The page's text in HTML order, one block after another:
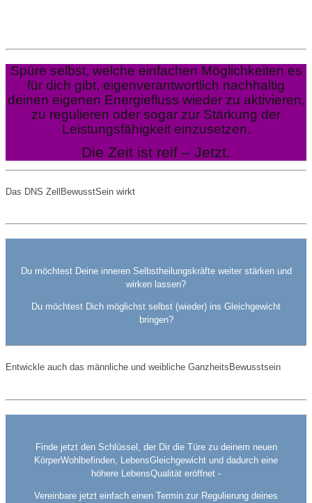
Spüre selbst, welche einfachen Möglichkeiten es
für dich gibt, eigenverantwortlich nachhaltig
deinen eigenen Energiefluss wieder zu aktivieren,
zu regulieren oder sogar zur Stärkung der
Leistungsfähigkeit einzusetzen.
Die Zeit ist reif – Jetzt.
Das DNS ZellBewusstSein wirkt
Du möchtest Deine inneren Selbstheilungskräfte weiter stärken und
wirken lassen?
Du möchtest Dich möglichst selbst (wieder) ins Gleichgewicht
bringen?
Entwickle auch das männliche und weibliche GanzheitsBewusstsein
Finde jetzt den Schlüssel, der Dir die Türe zu deinem neuen
KörperWohlbefinden, LebensGleichgewicht und dadurch eine
höhere LebensQualität eröffnet -
Vereinbare jetzt einfach einen Termin zur Regulierung deines